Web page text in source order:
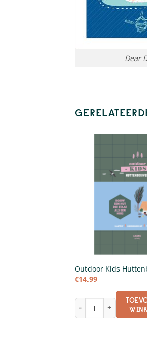
Dear
Outdoor Kids
€14,99
Outdoor Kids
voor mannen aantal